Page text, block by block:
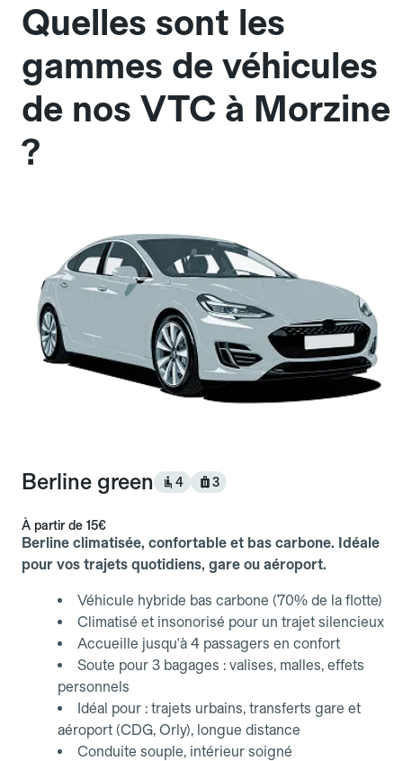
Quelles sont les
gammes de véhicules
de nos VTC à Morzine
?
Berline green 4 3
À partir de 15€
Berline climatisée, confortable et bas carbone. Idéale
pour vos trajets quotidiens, gare ou aéroport.
Véhicule hybride bas carbone (70% de la flotte)
Climatisé et insonorisé pour un trajet silencieux
Accueille jusqu'à 4 passagers en confort
Soute pour 3 bagages : valises, malles, effets
personnels
Idéal pour : trajets urbains, transferts gare et
aéroport (CDG, Orly), longue distance
Conduite souple, intérieur soigné